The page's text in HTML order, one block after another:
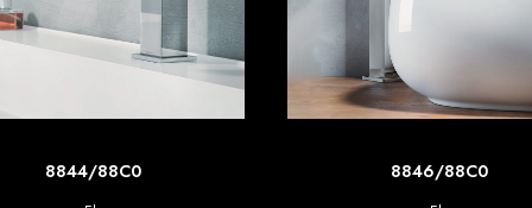
SCOPRI DI PIU'
8844/88C0 SCOPRI DI PIU'
8846/88C0